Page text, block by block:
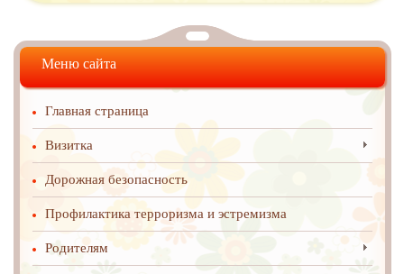
Меню сайта
Главная страница
Визитка
Дорожная безопасность
Профилактика терроризма и эстремизма
Родителям